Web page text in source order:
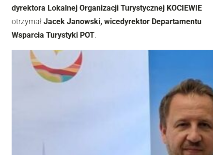
dyrektora Lokalnej Organizacji Turystycznej KOCIEWIE
otrzymał Jacek Janowski, wicedyrektor Departamentu
Wsparcia Turystyki POT.